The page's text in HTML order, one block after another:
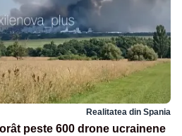
Realitatea din Spania
peste 600 drone ucrainene